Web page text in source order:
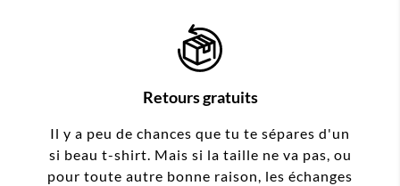
Retours gratuits
Il y a peu de chances que tu te sépares d'un
si beau t-shirt. Mais si la taille ne va pas, ou
pour toute autre bonne raison, les échanges